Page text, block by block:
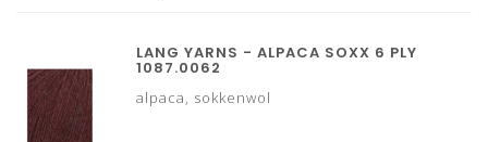
LANG YARNS - ALPACA SOXX 6 PLY
1087.0062
alpaca, sokkenwol